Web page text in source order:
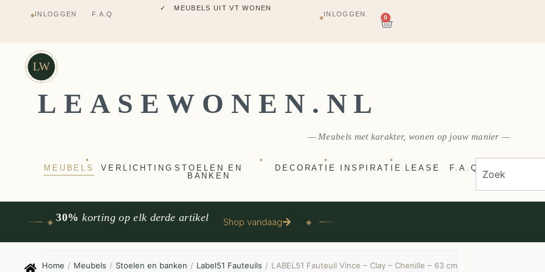
◆INLOGGEN F.A.Q
✓ MEUBELS UIT VT WONEN
◆INLOGGEN 0
LW
LEASEWONEN.NL
— Meubels met karakter, wonen op jouw manier —
MEUBELS
◆
VERLICHTING STOELEN EN
BANKEN
◆
DECORATIE
◆
INSPIRATIE
◆
LEASE F.A.Q
◈ 30% korting op elk derde artikel Shop vandaag ◈
Home / Meubels / Stoelen en banken / Label51 Fauteuils / LABEL51 Fauteuil Vince – Clay – Chenille – 63 cm